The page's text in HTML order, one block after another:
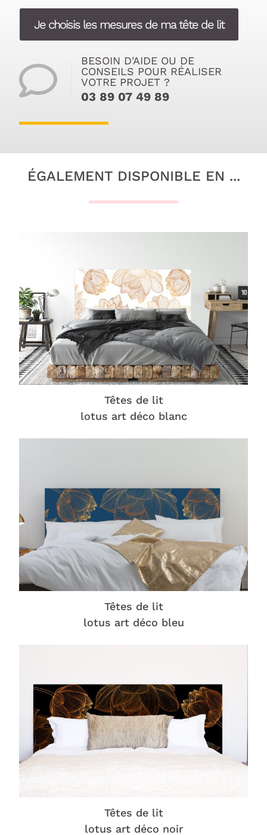
Je choisis les mesures de ma tête de lit
BESOIN D'AIDE OU DE
CONSEILS POUR RÉALISER
VOTRE PROJET ?
03 89 07 49 89
ÉGALEMENT DISPONIBLE EN ...
Têtes de lit
lotus art déco blanc
Têtes de lit
lotus art déco bleu
Têtes de lit
lotus art déco noir